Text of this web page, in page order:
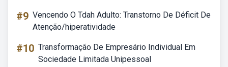
#9 Vencendo O Tdah Adulto: Transtorno De Déficit De
Atenção/hiperatividade
#10 Transformação De Empresário Individual Em
Sociedade Limitada Unipessoal